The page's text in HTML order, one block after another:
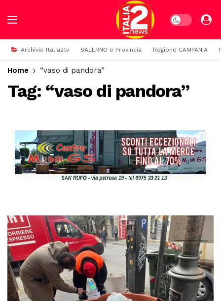
Dark mode
Archivio Italia2tv SALERNO e Provincia Regione CAMPANIA
Home “vaso di pandora”
Tag: “vaso di pandora”